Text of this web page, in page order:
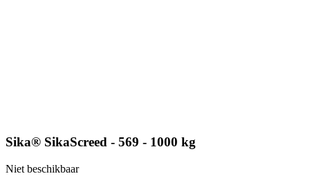
Sika® SikaScreed - 569 - 1000 kg
Niet beschikbaar